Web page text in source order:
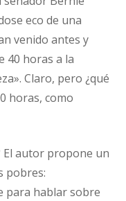
eco de una
venido antes y
40 horas a la
Claro, pero ¿qué
horas, como
El autor propone un
pobres:
para hablar sobre